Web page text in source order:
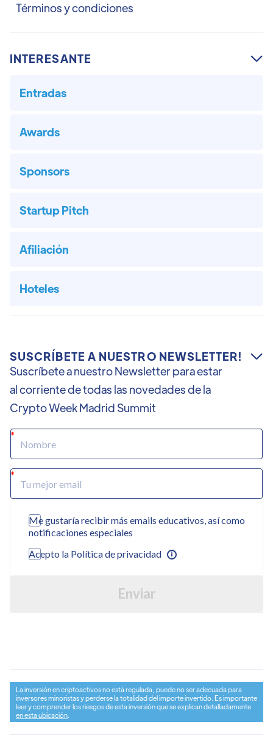
Términos y condiciones
INTERESANTE 
Entradas
Awards
Sponsors
Startup Pitch
Afiliación
Hoteles
SUSCRÍBETE A NUESTRO NEWSLETTER! 
Suscríbete a nuestro Newsletter para estar
al corriente de todas las novedades de la
Crypto Week Madrid Summit
Me gustaría recibir más emails educativos, así como
notificaciones especiales
Acepto la Política de privacidad
Enviar
La inversión en criptoactivos no está regulada, puede no ser adecuada para
inversores minoristas y perderse la totalidad del importe invertido. Es importante
leer y comprender los riesgos de esta inversión que se explican detalladamente
en esta ubicación.